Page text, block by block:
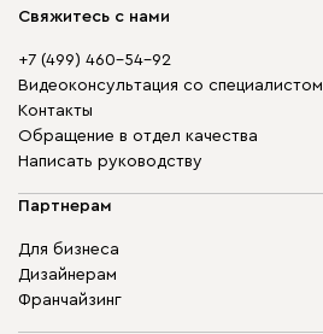
Свяжитесь с нами
+7 (499) 460-54-92
Видеоконсультация со специалистом
Контакты
Обращение в отдел качества
Написать руководству
Партнерам
Для бизнеса
Дизайнерам
Франчайзинг